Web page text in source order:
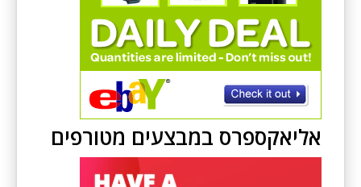
אליאקספרס במבצעים מטורפים